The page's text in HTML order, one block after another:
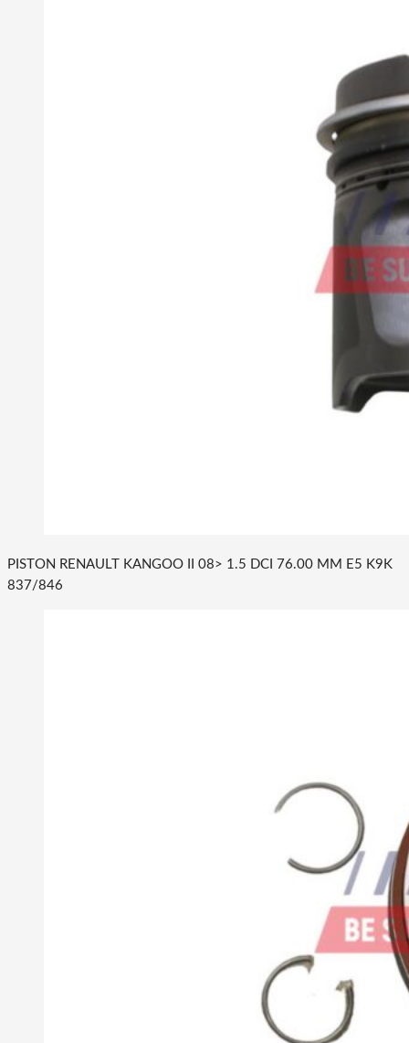
PISTON RENAULT KANGOO II 08> 1.5 DCI 76.00 MM E5 K9K
837/846